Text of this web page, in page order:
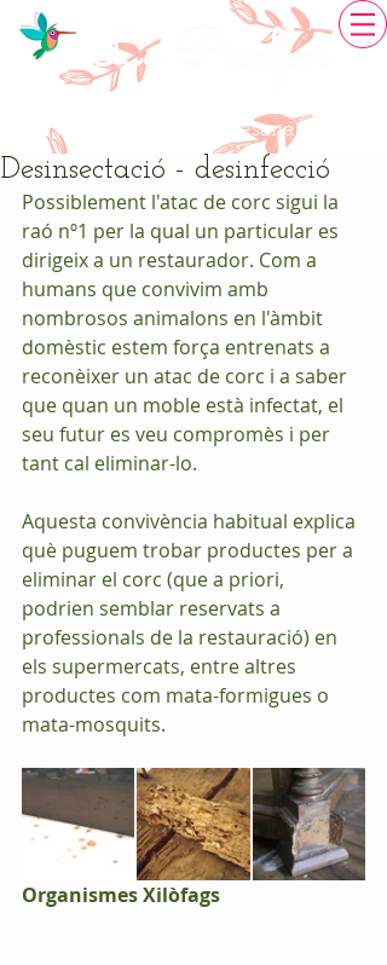
La Picaflor
Creativitat artesanal
Desinsectació - desinfecció
Possiblement l'atac de corc sigui la
raó nº1 per la qual un particular es
dirigeix a un restaurador. Com a
humans que convivim amb
nombrosos animalons en l'àmbit
domèstic estem força entrenats a
reconèixer un atac de corc i a saber
que quan un moble està infectat, el
seu futur es veu compromès i per
tant cal eliminar-lo.
Aquesta convivència habitual explica
què puguem trobar productes per a
eliminar el corc (que a priori,
podrien semblar reservats a
professionals de la restauració) en
els supermercats, entre altres
productes com mata-formigues o
mata-mosquits.
Organismes Xilòfags